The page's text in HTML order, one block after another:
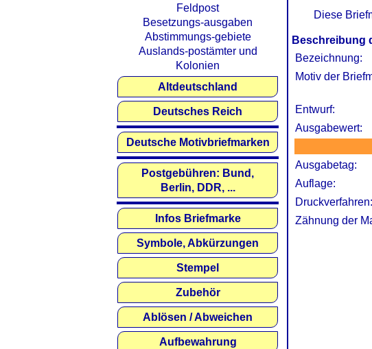
Diese
Beschreibung
Bezeichnung:
Motiv der
Entwurf:
Ausgabewert:
Ausgabetag:
Auflage:
Druckverfahren:
Zähnung der
Feldpost
Besetzungs-ausgaben
Abstimmungs-gebiete
Auslands-postämter und
Kolonien
Altdeutschland
Deutsches Reich
Deutsche Motivbriefmarken
Postgebühren: Bund,
Berlin, DDR, ...
Infos Briefmarke
Symbole, Abkürzungen
Stempel
Zubehör
Ablösen / Abweichen
Aufbewahrung